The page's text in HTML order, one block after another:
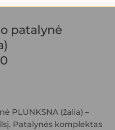
patalynė
PLUNKSNA (žalia) –
Patalynės komplektas